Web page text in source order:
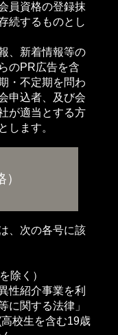
員資格の登録抹
続するものとし
、新着情報等の
のPR広告を含
・不定期を問わ
申込者、及び会
が適当とする方
します。
、次の各号に該
除く）
性紹介事業を利
に関する法律」
校生を含む19歳